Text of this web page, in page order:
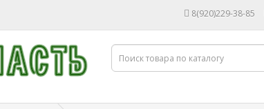
8(920)229-38-85